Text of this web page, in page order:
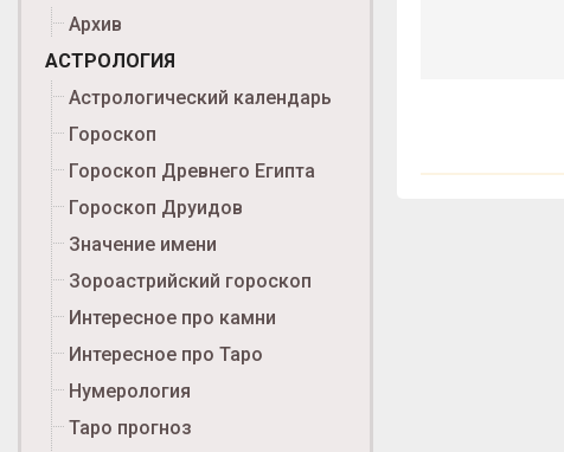
Архив
АСТРОЛОГИЯ
Астрологический календарь
Гороскоп
Гороскоп Древнего Египта
Гороскоп Друидов
Значение имени
Зороастрийский гороскоп
Интересное про камни
Интересное про Таро
Нумерология
Таро прогноз